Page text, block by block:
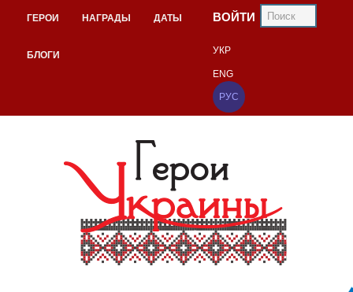
ГЕРОИ НАГРАДЫ ДАТЫ
БЛОГИ
ВОЙТИ
УКР
ENG
РУС